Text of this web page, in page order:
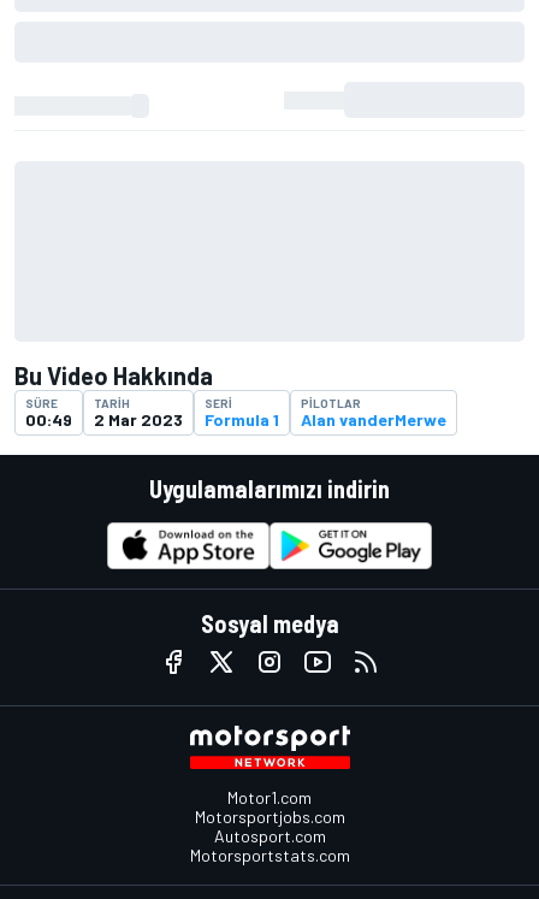
Bu Video Hakkında
SÜRE
00:49
TARIH
2 Mar 2023
SERI
Formula 1
PILOTLAR
Alan vanderMerwe
Uygulamalarımızı indirin
Sosyal medya
Motor1.com
Motorsportjobs.com
Autosport.com
Motorsportstats.com